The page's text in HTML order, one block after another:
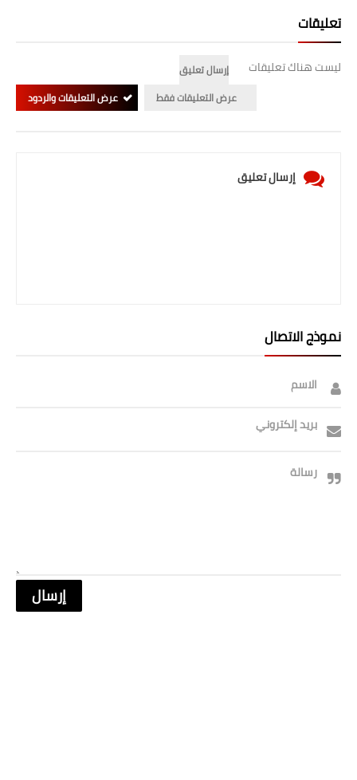
تعليقات
ليست هناك تعليقات
إرسال تعليق
عرض التعليقات فقط
عرض التعليقات والردود
إرسال تعليق
نموذج الاتصال
الاسم
بريد إلكتروني
رسالة